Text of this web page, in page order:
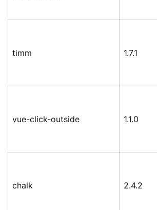
timm 1.7.1
vue-click-outside 1.1.0
chalk 2.4.2